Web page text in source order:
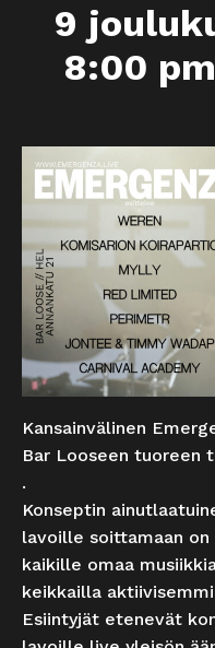
9
8:00 pm
Kansainvälinen
Bar Looseen tuoreen
.
Konseptin
lavoille soittamaan on
kaikille omaa
keikkailla
Esiintyjät etenevät